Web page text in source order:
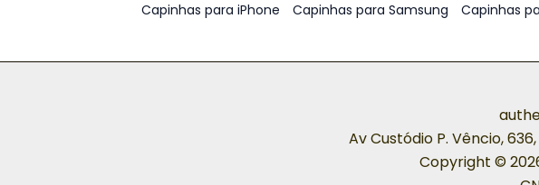
Capinhas para iPhone
Capinhas para Samsung Capinhas
Av Custódio P. Vêncio,
Copyright ©